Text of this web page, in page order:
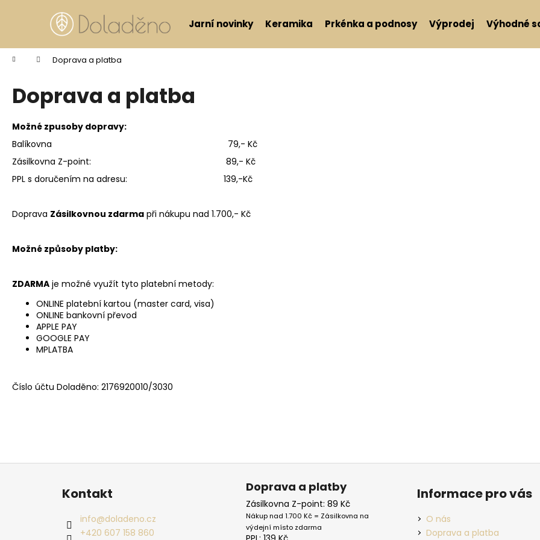
Jarní novinky Keramika Prkénka a podnosy Výprodej Výhodné
Domů Doprava a platba
Doprava a platba
Možné zpusoby dopravy:
Balíkovna 79,- Kč
Zásilkovna Z-point: 89,- Kč
PPL s doručením na adresu: 139,-Kč
Doprava Zásilkovnou zdarma při nákupu nad 1.700,- Kč
Možné způsoby platby:
ZDARMA je možné využít tyto platební metody:
ONLINE platební kartou (master card, visa)
ONLINE bankovní převod
APPLE PAY
GOOGLE PAY
MPLATBA
Číslo účtu Doladěno: 2176920010/3030
Zpět
do
obchodu
Zpět
do
obchodu
Zápatí
Kontakt
info@doladeno.cz
+420 607 158 860
Doprava a platby
Zásilkovna Z-point: 89 Kč
Nákup nad 1.700 Kč = Zásilkovna na
výdejní místo zdarma
Informace pro vás
O nás
Doprava a platba